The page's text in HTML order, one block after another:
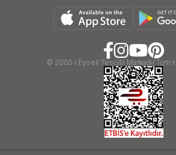
© 2005 I Eysell Tescilli Markadır.Tüm